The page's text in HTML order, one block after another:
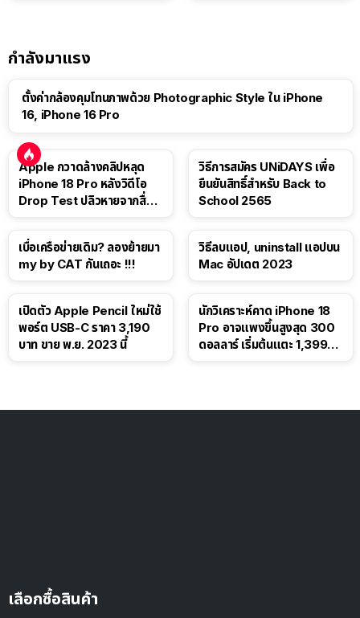
กำลังมาแรง
ตั้งค่ากล้องคุมโทนภาพด้วย Photographic Style ใน iPhone
16, iPhone 16 Pro
Apple กวาดล้างคลิปหลุด
iPhone 18 Pro หลังวิดีโอ
Drop Test ปลิวหายจากสื่อ
วิธีการสมัคร UNiDAYS เพื่อ
ยืนยันสิทธิ์สำหรับ Back to
School 2565
เบื่อเครือข่ายเดิม? ลองย้ายมา
my by CAT กันเถอะ !!!
วิธีลบแอป, uninstall แอปบน
Mac อัปเดต 2023
เปิดตัว Apple Pencil ใหม่ใช้
พอร์ต USB-C ราคา 3,190
บาท ขาย พ.ย. 2023 นี้
นักวิเคราะห์คาด iPhone 18
Pro อาจแพงขึ้นสูงสุด 300
ดอลลาร์ เริ่มต้นแตะ 1,399
เลือกซื้อสินค้า